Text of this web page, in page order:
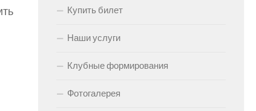
Купить билет
Наши услуги
Клубные формирования
Фотогалерея